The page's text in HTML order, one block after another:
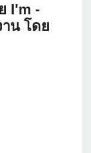
I'm -
น โดย